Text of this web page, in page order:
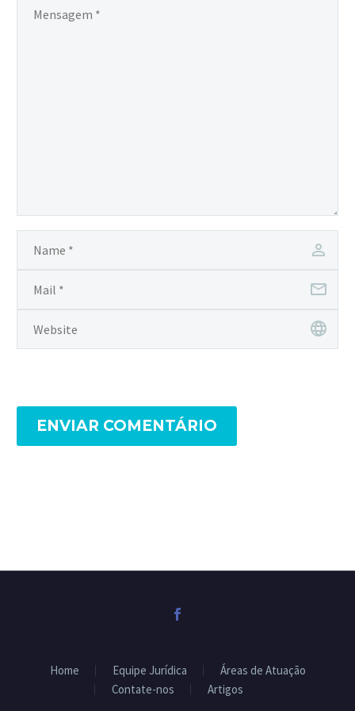
ENVIAR COMENTÁRIO
Home Equipe Jurídica
Áreas de Atuação
Contate-nos
Artigos